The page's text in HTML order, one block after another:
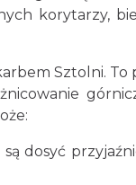
korytarzy,
Sztolni.
dosyć